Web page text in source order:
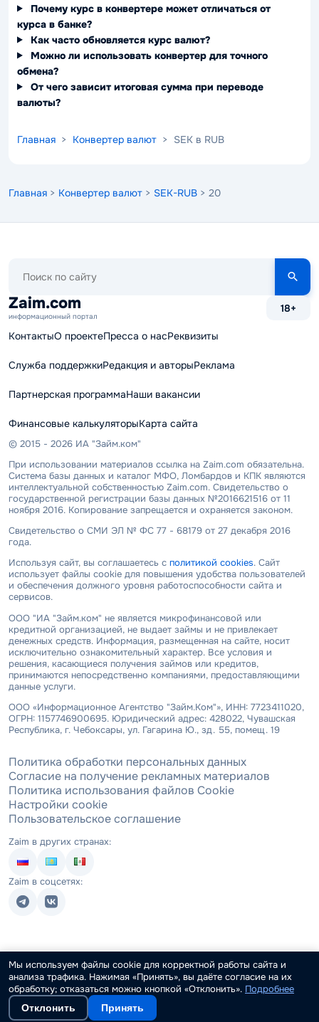
Почему курс в конвертере может отличаться от
курса в банке?
Как часто обновляется курс валют?
Можно ли использовать конвертер для точного
обмена?
От чего зависит итоговая сумма при переводе
валюты?
Главная > Конвертер валют > SEK в RUB
Главная > Конвертер валют > SEK-RUB > 20
сайту
Zaim.com
информационный портал
18+
КонтактыО проектеПресса о насРеквизиты
Служба поддержкиРедакция и авторыРеклама
Партнерская программаНаши вакансии
Финансовые калькуляторыКарта сайта
© 2015 - 2026 ИА "Займ.ком"
При использовании материалов ссылка на Zaim.com обязательна.
Система базы данных и каталог МФО, Ломбардов и КПК являются
интеллектуальной собственностью Zaim.com. Свидетельство о
государственной регистрации базы данных №2016621516 от 11
ноября 2016. Копирование запрещается и охраняется законом.
Свидетельство о СМИ ЭЛ № ФС 77 - 68179 от 27 декабря 2016
года.
Используя сайт, вы соглашаетесь с политикой cookies. Сайт
использует файлы cookie для повышения удобства пользователей
и обеспечения должного уровня работоспособности сайта и
сервисов.
ООО "ИА "Займ.ком" не является микрофинансовой или
кредитной организацией, не выдает займы и не привлекает
денежных средств. Информация, размещенная на сайте, носит
исключительно ознакомительный характер. Все условия и
решения, касающиеся получения займов или кредитов,
принимаются непосредственно компаниями, предоставляющими
данные услуги.
ООО «Информационное Агентство "Займ.Ком"», ИНН: 7723411020,
ОГРН: 1157746900695. Юридический адрес: 428022, Чувашская
Республика, г. Чебоксары, ул. Гагарина Ю., зд. 55, помещ. 19
Политика обработки персональных данных
Согласие на получение рекламных материалов
Политика использования файлов Cookie
Настройки cookie
Пользовательское соглашение
Zaim в других странах:
Zaim в соцсетях:
Мы используем файлы cookie для корректной работы сайта и
анализа трафика. Нажимая «Принять», вы даёте согласие на их
обработку; отказаться можно кнопкой «Отклонить». Подробнее
Отклонить Принять